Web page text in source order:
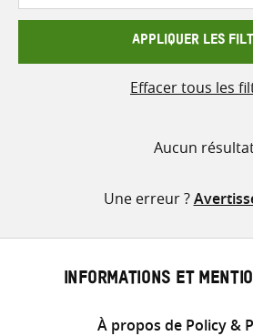
APPLIQUER LES
Effacer tous les
Aucun
Une erreur ?
INFORMATIONS ET
À propos de Policy &